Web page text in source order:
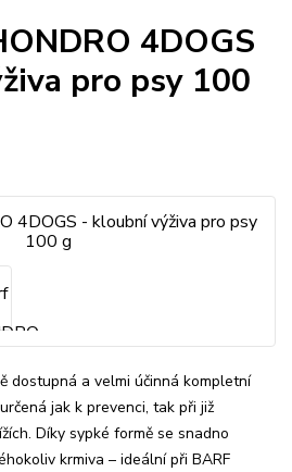
4DOGS
pro psy 100
dostupná a velmi účinná kompletní
jak k prevenci, tak při již
Díky sypké formě se snadno
krmiva – ideální při BARF